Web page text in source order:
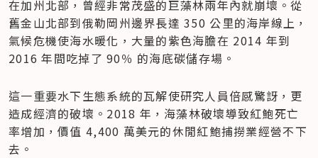
在加州北部，曾經非常茂盛的巨藻林兩年內就崩壞。從
舊金山北部到俄勒岡州邊界長達 350 公里的海岸線上，
氣候危機使海水暖化，大量的紫色海膽在 2014 年到
2016 年間吃掉了 90％ 的海底碳儲存場。
這一重要水下生態系統的瓦解使研究人員倍感驚訝，更
造成經濟的破壞。2018 年，海藻林破壞導致紅鮑死亡
率增加，價值 4,400 萬美元的休閒紅鮑捕撈業經營不下
去。